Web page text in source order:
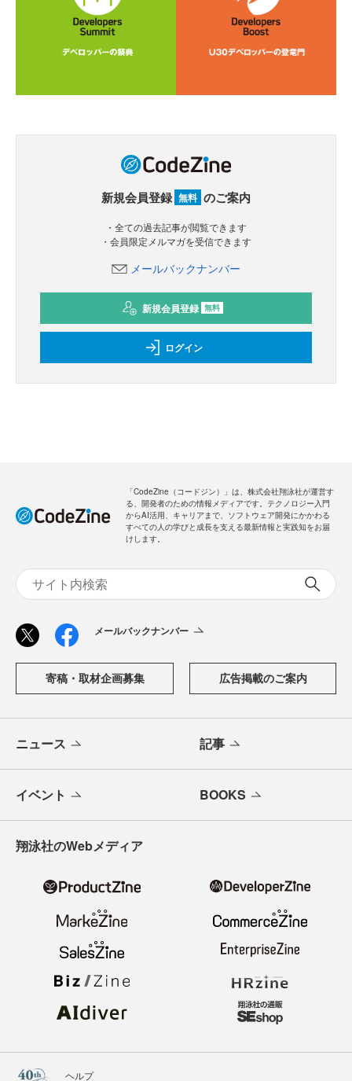
新規会員登録 無料 のご案内
・全ての過去記事が閲覧できます
・会員限定メルマガを受信できます
メールバックナンバー
新規会員登録 無料
ログイン
「CodeZine（コードジン）」は、株式会社翔泳社が運営す
る、開発者のための情報メディアです。テクノロジー入門
からAI活用、キャリアまで、ソフトウェア開発にかかわる
すべての人の学びと成長を支える最新情報と実践知をお届
けします。
メールバックナンバー
寄稿・取材企画募集 広告掲載のご案内
ニュース 記事
イベント BOOKS
翔泳社のWebメディア
ヘルプ